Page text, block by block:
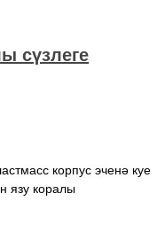
сүзлеге
корпус эченә куе
язу коралы